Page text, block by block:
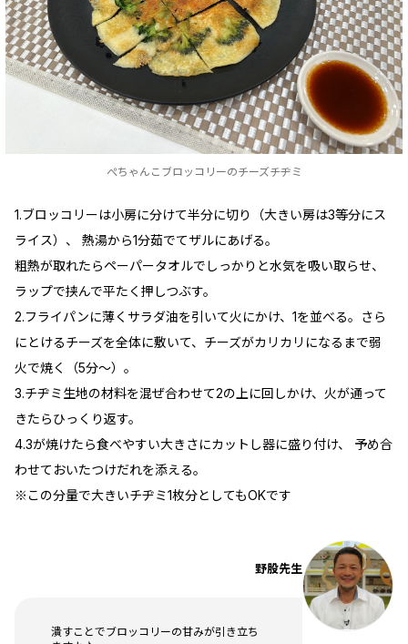
ぺちゃんこブロッコリーのチーズチヂミ
1.ブロッコリーは小房に分けて半分に切り（大きい房は3等分にス
ライス）、 熱湯から1分茹でてザルにあげる。
粗熱が取れたらペーパータオルでしっかりと水気を吸い取らせ、
ラップで挟んで平たく押しつぶす。
2.フライパンに薄くサラダ油を引いて火にかけ、1を並べる。さら
にとけるチーズを全体に敷いて、チーズがカリカリになるまで弱
火で焼く（5分～）。
3.チヂミ生地の材料を混ぜ合わせて2の上に回しかけ、火が通って
きたらひっくり返す。
4.3が焼けたら食べやすい大きさにカットし器に盛り付け、 予め合
わせておいたつけだれを添える。
※この分量で大きいチヂミ1枚分としてもOKです
野股先生
潰すことでブロッコリーの甘みが引き立ち